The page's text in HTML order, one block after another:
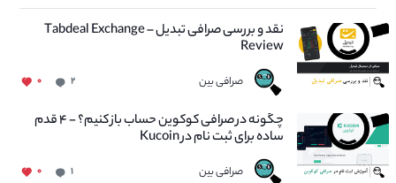
نقد و بررسی صرافی تبدیل – Tabdeal Exchange
Review
صرافی بین ۲ ۰
چگونه در صرافی کوکوین حساب باز کنیم؟ - ۴ قدم
ساده برای ثبت نام در Kucoin
صرافی بین ۱ ۰